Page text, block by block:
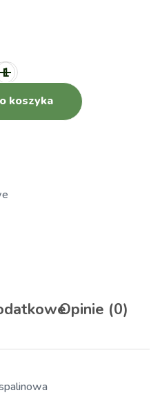
koszyka
Opinie (0)